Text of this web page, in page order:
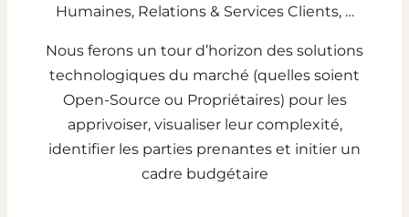
Humaines, Relations & Services Clients, …
Nous ferons un tour d’horizon des solutions
technologiques du marché (quelles soient
Open-Source ou Propriétaires) pour les
apprivoiser, visualiser leur complexité,
identifier les parties prenantes et initier un
cadre budgétaire